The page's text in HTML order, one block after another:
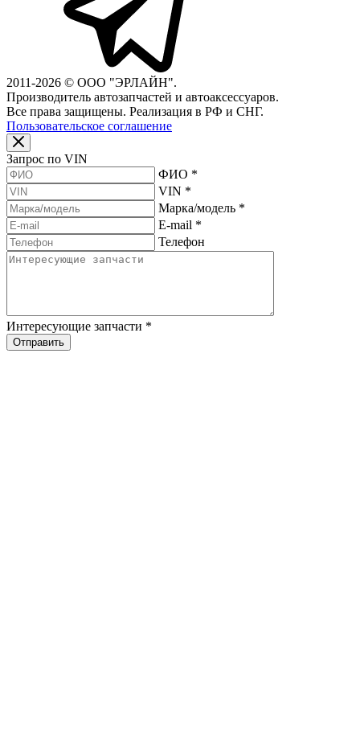
2011-2026 © ООО "ЭРЛАЙН".
Производитель автозапчастей и автоаксессуаров.
Все права защищены. Реализация в РФ и СНГ.
Пользовательское соглашение
Запрос по VIN
ФИО *
VIN *
Марка/модель *
E-mail *
Телефон
Интересующие запчасти *